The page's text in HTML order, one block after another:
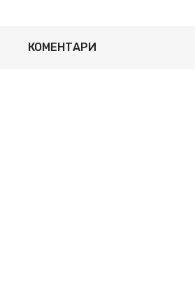
КОМЕНТАРИ